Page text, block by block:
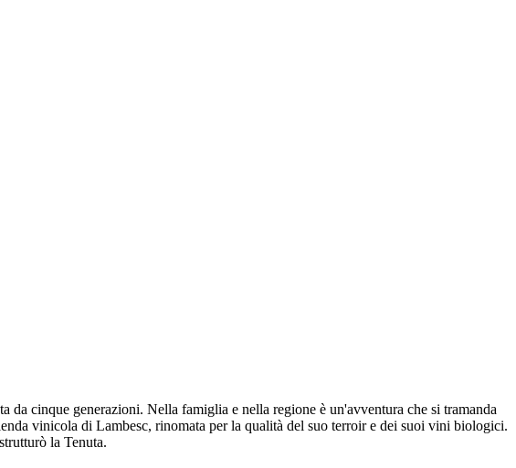
cinque generazioni. Nella famiglia e nella regione è un'avventura che si tramanda
vinicola di Lambesc, rinomata per la qualità del suo terroir e dei suoi vini biologici.
la Tenuta.